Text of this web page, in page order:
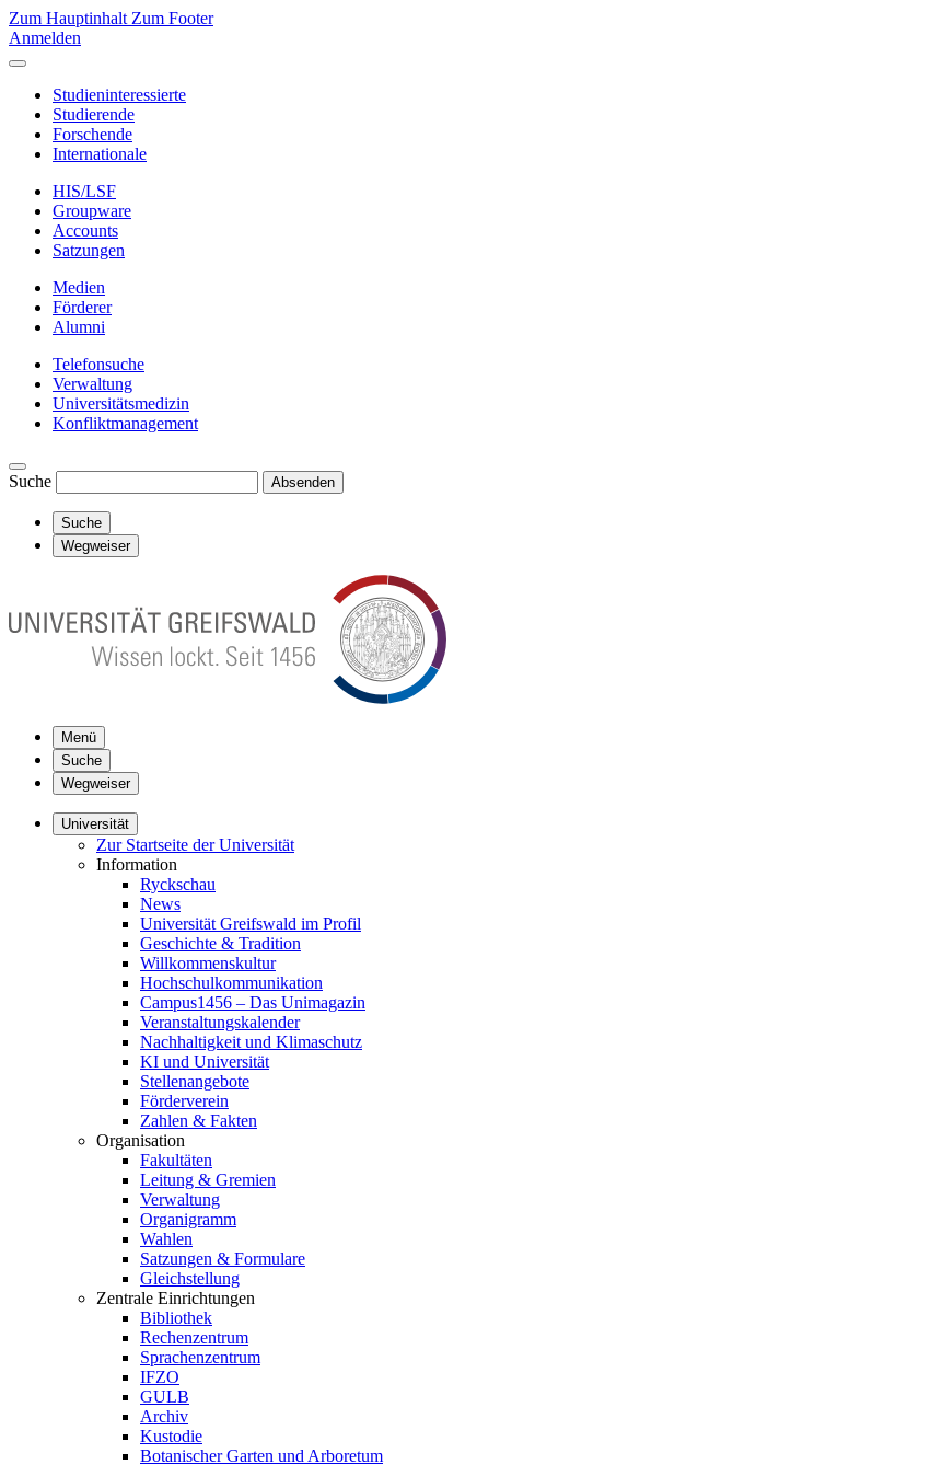
Zum Hauptinhalt Zum Footer
Anmelden
Studieninteressierte
Studierende
Forschende
Internationale
HIS/LSF
Groupware
Accounts
Satzungen
Medien
Förderer
Alumni
Telefonsuche
Verwaltung
Universitätsmedizin
Konfliktmanagement
Suche Absenden
Suche
Wegweiser
Menü
Suche
Wegweiser
Universität
Zur Startseite der Universität
Information
Ryckschau
News
Universität Greifswald im Profil
Geschichte & Tradition
Willkommenskultur
Hochschulkommunikation
Campus1456 – Das Unimagazin
Veranstaltungskalender
Nachhaltigkeit und Klimaschutz
KI und Universität
Stellenangebote
Förderverein
Zahlen & Fakten
Organisation
Fakultäten
Leitung & Gremien
Verwaltung
Organigramm
Wahlen
Satzungen & Formulare
Gleichstellung
Zentrale Einrichtungen
Bibliothek
Rechenzentrum
Sprachenzentrum
IFZO
GULB
Archiv
Kustodie
Botanischer Garten und Arboretum